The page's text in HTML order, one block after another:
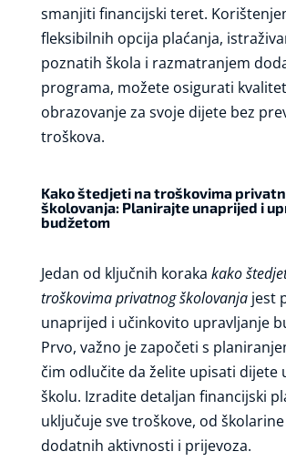
smanjiti financijski teret.
fleksibilnih opcija plaćanja,
poznatih škola i razmatranjem
programa, možete osigurati
obrazovanje za svoje dijete bez
troškova.
Kako štedjeti na troškovima
školovanja: Planirajte unaprijed i
budžetom
Jedan od ključnih koraka kako
troškovima privatnog školovanjajest
unaprijed i učinkovito upravljanje
Prvo, važno je započeti s
čim odlučite da želite upisati dijete
školu. Izradite detaljan financijski
uključuje sve troškove, od
dodatnih aktivnosti i prijevoza.